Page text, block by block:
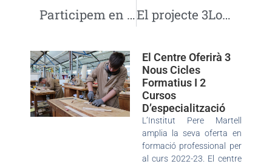
Participem en la taula de diàleg sobre risc químic
El projecte 3LoE treballa en l’àmbit de la Química
El Centre Oferirà 3
Nous Cicles
Formatius I 2
Cursos
D’especialització
L’Institut Pere Martell
amplia la seva oferta en
formació professional per
al curs 2022-23. El centre